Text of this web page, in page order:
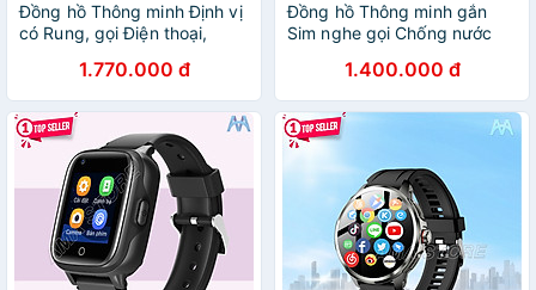
Đồng hồ Thông minh Định vị
có Rung, gọi Điện thoại,
chuông AMA Watch D36
Tiếng Việt dành cho Trẻ em,
Học sinh Hàng nhập khẩu
1.770.000 đ
Đồng hồ Thông minh gắn
Sim nghe gọi Chống nước
GPS, WIfi dàn cho Trẻ em
học sinh cấp 1 2 5 6 7 8 9
10 11 12 tuổi AMA Watch
D32 Hàng nhập khẩu
1.400.000 đ